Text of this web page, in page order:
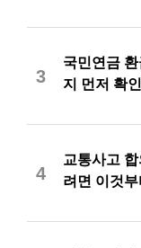
3
국민연금
지 먼저 확
4
교통사고
려면 이것